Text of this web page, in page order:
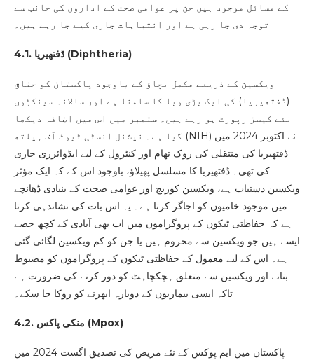
کے مسائل موجود ہیں جن پر عوامی صحت کے اداروں کی جانب سے
توجہ دی جا رہی ہے اور انتباہات جاری کیے جا رہے ہیں۔
4.1. ڈفتھیریا (Diphtheria)
ویکسین کے ذریعے مکمل بچاؤ کے باوجود پاکستان کو خناق
(ڈفتھیریا) کی ایک بڑی وبا کا سامنا ہے اور سالانہ سینکڑوں
نئے کیسز رپورٹ ہو رہے ہیں۔ ستمبر میں اس میں اضافہ دیکھا
گیا ہے۔ نیشنل انسٹی ٹیوٹ آف ہیلتھ (NIH) نے اکتوبر 2024 میں
ڈفتھیریا کی منتقلی کی روک تھام اور کنٹرول کے لیے ایڈوائزری جاری
کی تھی۔ ڈفتھیریا کا مسلسل پھیلاؤ، باوجود اس کے کہ ایک مؤثر
ویکسین دستیاب ہے، ویکسین کوریج اور عوامی صحت کے بنیادی ڈھانچے
میں موجود خامیوں کو اجاگر کرتا ہے۔ یہ اس بات کی نشاندہی کرتا
ہے کہ حفاظتی ٹیکوں کے پروگراموں میں اب بھی آبادی کے کچھ حصے
ایسے ہیں جو ویکسین سے محروم ہیں یا جن کو کم ویکسین لگائی گئی
ہے۔ اس کے لیے معمول کے حفاظتی ٹیکوں کے پروگراموں کو مضبوط
بنانے اور ویکسین سے متعلق ہچکچاہٹ کو دور کرنے کی ضرورت ہے
4.2. منکی پاکس (Mpox)
پاکستان میں ایم پوکس کے نئے مریض کی تصدیق اگست 2024 میں